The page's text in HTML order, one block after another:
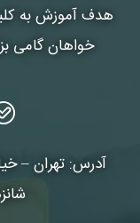
هدف آموزش به
خواهان گامی
آدرس: تهران –